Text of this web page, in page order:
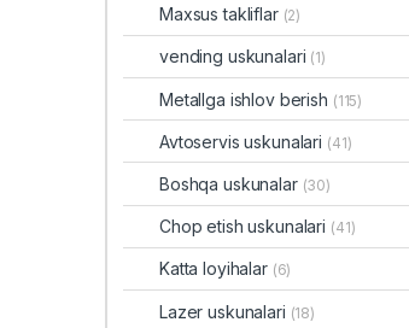
Maxsus takliflar (2)
vending uskunalari (1)
Metallga ishlov berish (115)
Avtoservis uskunalari (41)
Boshqa uskunalar (30)
Chop etish uskunalari (41)
Katta loyihalar (6)
Lazer uskunalari (18)